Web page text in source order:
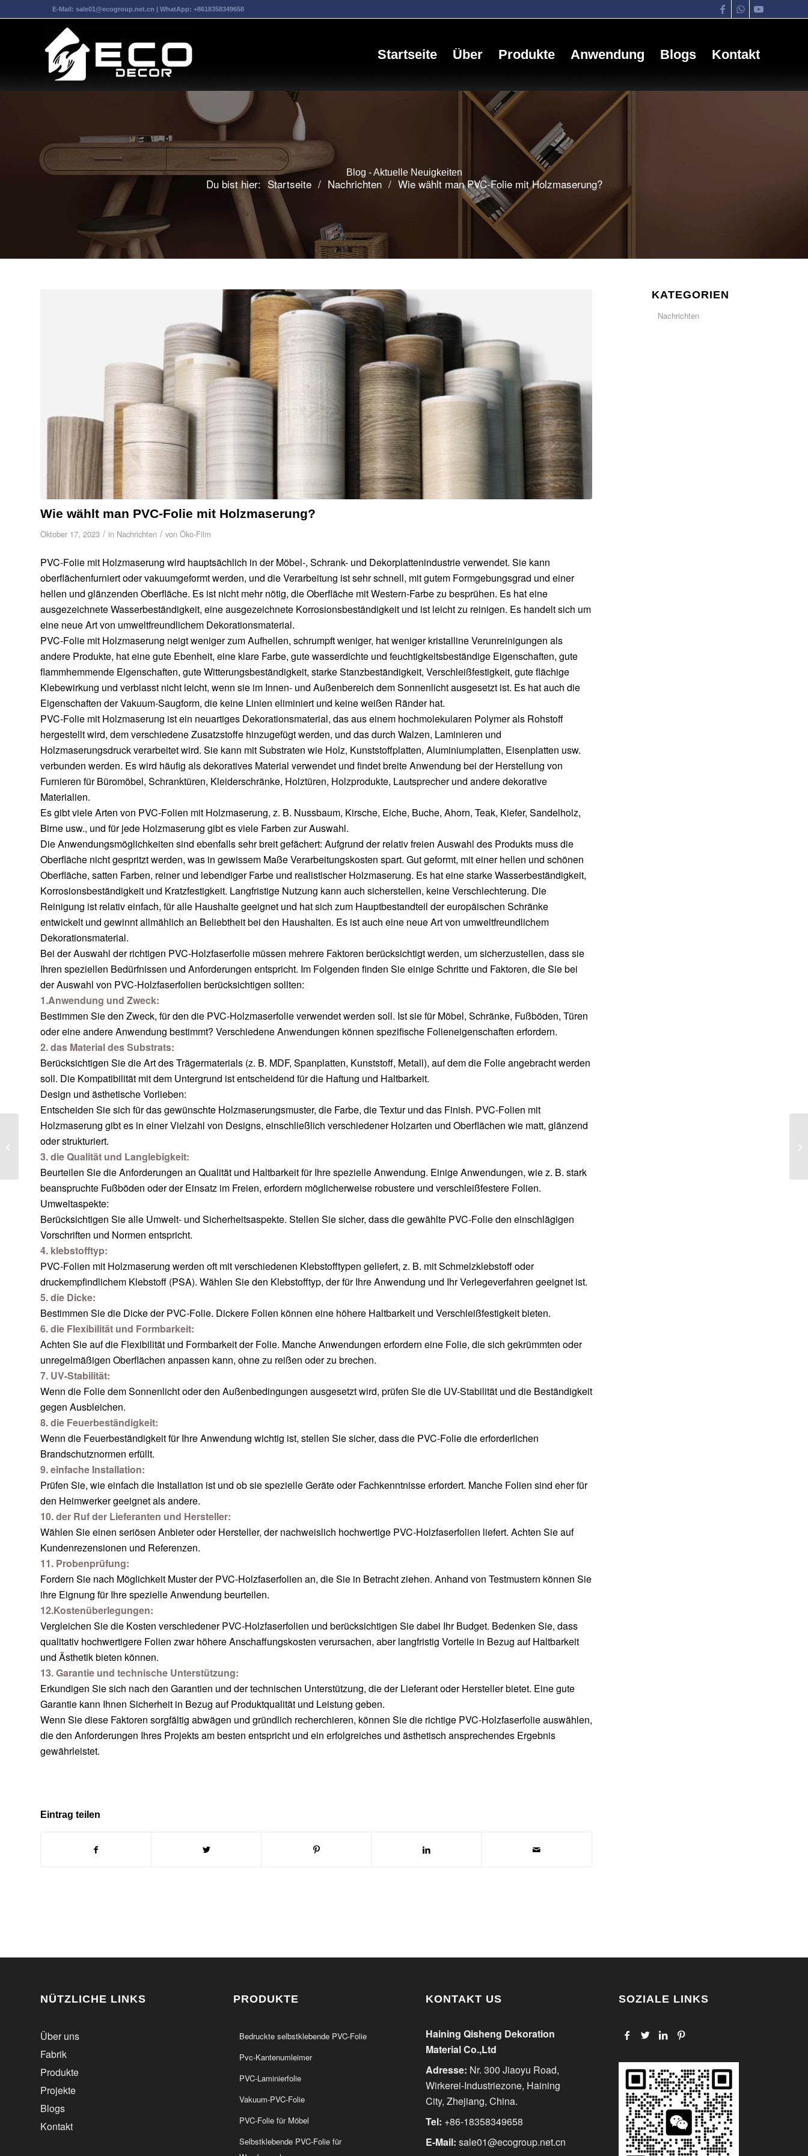
E-Mail: sale01@ecogroup.net.cn | WhatApp: +8618358349658
Startseite Über Produkte Anwendung Blogs Kontakt
Blog - Aktuelle Neuigkeiten
Du bist hier: Startseite / Nachrichten / Wie wählt man PVC-Folie mit Holzmaserung?
Wie wählt man PVC-Folie mit Holzmaserung?
Oktober 17, 2023 / in Nachrichten / von Öko-Film
PVC-Folie mit Holzmaserung wird hauptsächlich in der Möbel-, Schrank- und Dekorplattenindustrie verwendet. Sie kann
oberflächenfurniert oder vakuumgeformt werden, und die Verarbeitung ist sehr schnell, mit gutem Formgebungsgrad und einer
hellen und glänzenden Oberfläche. Es ist nicht mehr nötig, die Oberfläche mit Western-Farbe zu besprühen. Es hat eine
ausgezeichnete Wasserbeständigkeit, eine ausgezeichnete Korrosionsbeständigkeit und ist leicht zu reinigen. Es handelt sich um
eine neue Art von umweltfreundlichem Dekorationsmaterial.
PVC-Folie mit Holzmaserung neigt weniger zum Aufhellen, schrumpft weniger, hat weniger kristalline Verunreinigungen als
andere Produkte, hat eine gute Ebenheit, eine klare Farbe, gute wasserdichte und feuchtigkeitsbeständige Eigenschaften, gute
flammhemmende Eigenschaften, gute Witterungsbeständigkeit, starke Stanzbeständigkeit, Verschleißfestigkeit, gute flächige
Klebewirkung und verblasst nicht leicht, wenn sie im Innen- und Außenbereich dem Sonnenlicht ausgesetzt ist. Es hat auch die
Eigenschaften der Vakuum-Saugform, die keine Linien eliminiert und keine weißen Ränder hat.
PVC-Folie mit Holzmaserung ist ein neuartiges Dekorationsmaterial, das aus einem hochmolekularen Polymer als Rohstoff
hergestellt wird, dem verschiedene Zusatzstoffe hinzugefügt werden, und das durch Walzen, Laminieren und
Holzmaserungsdruck verarbeitet wird. Sie kann mit Substraten wie Holz, Kunststoffplatten, Aluminiumplatten, Eisenplatten usw.
verbunden werden. Es wird häufig als dekoratives Material verwendet und findet breite Anwendung bei der Herstellung von
Furnieren für Büromöbel, Schranktüren, Kleiderschränke, Holztüren, Holzprodukte, Lautsprecher und andere dekorative
Materialien.
Es gibt viele Arten von PVC-Folien mit Holzmaserung, z. B. Nussbaum, Kirsche, Eiche, Buche, Ahorn, Teak, Kiefer, Sandelholz,
Birne usw., und für jede Holzmaserung gibt es viele Farben zur Auswahl.
Die Anwendungsmöglichkeiten sind ebenfalls sehr breit gefächert: Aufgrund der relativ freien Auswahl des Produkts muss die
Oberfläche nicht gespritzt werden, was in gewissem Maße Verarbeitungskosten spart. Gut geformt, mit einer hellen und schönen
Oberfläche, satten Farben, reiner und lebendiger Farbe und realistischer Holzmaserung. Es hat eine starke Wasserbeständigkeit,
Korrosionsbeständigkeit und Kratzfestigkeit. Langfristige Nutzung kann auch sicherstellen, keine Verschlechterung. Die
Reinigung ist relativ einfach, für alle Haushalte geeignet und hat sich zum Hauptbestandteil der europäischen Schränke
entwickelt und gewinnt allmählich an Beliebtheit bei den Haushalten. Es ist auch eine neue Art von umweltfreundlichem
Dekorationsmaterial.
Bei der Auswahl der richtigen PVC-Holzfaserfolie müssen mehrere Faktoren berücksichtigt werden, um sicherzustellen, dass sie
Ihren speziellen Bedürfnissen und Anforderungen entspricht. Im Folgenden finden Sie einige Schritte und Faktoren, die Sie bei
der Auswahl von PVC-Holzfaserfolien berücksichtigen sollten:
1.Anwendung und Zweck:
Bestimmen Sie den Zweck, für den die PVC-Holzmaserfolie verwendet werden soll. Ist sie für Möbel, Schränke, Fußböden, Türen
oder eine andere Anwendung bestimmt? Verschiedene Anwendungen können spezifische Folieneigenschaften erfordern.
2. das Material des Substrats:
Berücksichtigen Sie die Art des Trägermaterials (z. B. MDF, Spanplatten, Kunststoff, Metall), auf dem die Folie angebracht werden
soll. Die Kompatibilität mit dem Untergrund ist entscheidend für die Haftung und Haltbarkeit.
Design und ästhetische Vorlieben:
Entscheiden Sie sich für das gewünschte Holzmaserungsmuster, die Farbe, die Textur und das Finish. PVC-Folien mit
Holzmaserung gibt es in einer Vielzahl von Designs, einschließlich verschiedener Holzarten und Oberflächen wie matt, glänzend
oder strukturiert.
3. die Qualität und Langlebigkeit:
Beurteilen Sie die Anforderungen an Qualität und Haltbarkeit für Ihre spezielle Anwendung. Einige Anwendungen, wie z. B. stark
beanspruchte Fußböden oder der Einsatz im Freien, erfordern möglicherweise robustere und verschleißfestere Folien.
Umweltaspekte:
Berücksichtigen Sie alle Umwelt- und Sicherheitsaspekte. Stellen Sie sicher, dass die gewählte PVC-Folie den einschlägigen
Vorschriften und Normen entspricht.
4. klebstofftyp:
PVC-Folien mit Holzmaserung werden oft mit verschiedenen Klebstofftypen geliefert, z. B. mit Schmelzklebstoff oder
druckempfindlichem Klebstoff (PSA). Wählen Sie den Klebstofftyp, der für Ihre Anwendung und Ihr Verlegeverfahren geeignet ist.
5. die Dicke:
Bestimmen Sie die Dicke der PVC-Folie. Dickere Folien können eine höhere Haltbarkeit und Verschleißfestigkeit bieten.
6. die Flexibilität und Formbarkeit:
Achten Sie auf die Flexibilität und Formbarkeit der Folie. Manche Anwendungen erfordern eine Folie, die sich gekrümmten oder
unregelmäßigen Oberflächen anpassen kann, ohne zu reißen oder zu brechen.
7. UV-Stabilität:
Wenn die Folie dem Sonnenlicht oder den Außenbedingungen ausgesetzt wird, prüfen Sie die UV-Stabilität und die Beständigkeit
gegen Ausbleichen.
8. die Feuerbeständigkeit:
Wenn die Feuerbeständigkeit für Ihre Anwendung wichtig ist, stellen Sie sicher, dass die PVC-Folie die erforderlichen
Brandschutznormen erfüllt.
9. einfache Installation:
Prüfen Sie, wie einfach die Installation ist und ob sie spezielle Geräte oder Fachkenntnisse erfordert. Manche Folien sind eher für
den Heimwerker geeignet als andere.
10. der Ruf der Lieferanten und Hersteller:
Wählen Sie einen seriösen Anbieter oder Hersteller, der nachweislich hochwertige PVC-Holzfaserfolien liefert. Achten Sie auf
Kundenrezensionen und Referenzen.
11. Probenprüfung:
Fordern Sie nach Möglichkeit Muster der PVC-Holzfaserfolien an, die Sie in Betracht ziehen. Anhand von Testmustern können Sie
ihre Eignung für Ihre spezielle Anwendung beurteilen.
12.Kostenüberlegungen:
Vergleichen Sie die Kosten verschiedener PVC-Holzfaserfolien und berücksichtigen Sie dabei Ihr Budget. Bedenken Sie, dass
qualitativ hochwertigere Folien zwar höhere Anschaffungskosten verursachen, aber langfristig Vorteile in Bezug auf Haltbarkeit
und Ästhetik bieten können.
13. Garantie und technische Unterstützung:
Erkundigen Sie sich nach den Garantien und der technischen Unterstützung, die der Lieferant oder Hersteller bietet. Eine gute
Garantie kann Ihnen Sicherheit in Bezug auf Produktqualität und Leistung geben.
Wenn Sie diese Faktoren sorgfältig abwägen und gründlich recherchieren, können Sie die richtige PVC-Holzfaserfolie auswählen,
die den Anforderungen Ihres Projekts am besten entspricht und ein erfolgreiches und ästhetisch ansprechendes Ergebnis
gewährleistet.
Eintrag teilen
KATEGORIEN
Nachrichten
NÜTZLICHE LINKS
Über uns
Fabrik
Produkte
Projekte
Blogs
Kontakt
PRODUKTE
Bedruckte selbstklebende PVC-Folie
Pvc-Kantenumleimer
PVC-Laminierfolie
Vakuum-PVC-Folie
PVC-Folie für Möbel
Selbstklebende PVC-Folie für
KONTAKT US
Haining Qisheng Dekoration
Material Co.,Ltd
Adresse: Nr. 300 Jiaoyu Road,
Wirkerei-Industriezone, Haining
City, Zhejiang, China.
Tel: +86-18358349658
E-Mail: sale01@ecogroup.net.cn
SOZIALE LINKS
Wie funktioniert die
Membranpresse?